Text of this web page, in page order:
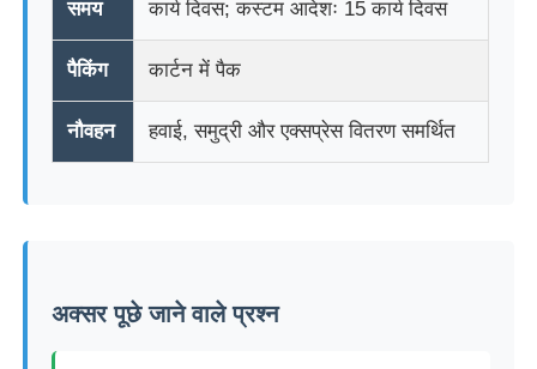
समय
कार्य दिवस; कस्टम आदेशः 15 कार्य दिवस
पैकिंग कार्टन में पैक
नौवहन हवाई, समुद्री और एक्सप्रेस वितरण समर्थित
अक्सर पूछे जाने वाले प्रश्न